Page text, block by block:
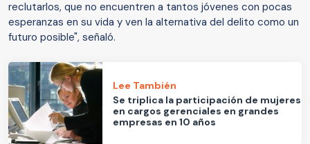
reclutarlos, que no encuentren a tantos jóvenes con pocas
esperanzas en su vida y ven la alternativa del delito como un
futuro posible", señaló.
Lee También
Se triplica la participación de mujeres
en cargos gerenciales en grandes
empresas en 10 años